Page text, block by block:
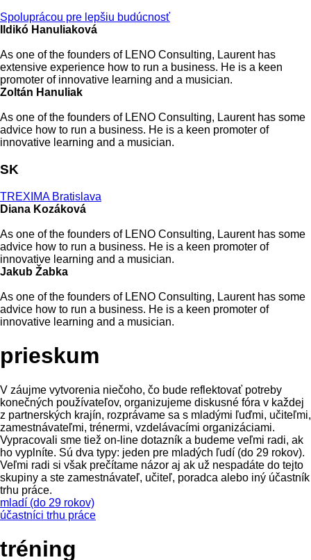
Spoluprácou pre lepšiu budúcnosť
Ildikó Hanuliaková
As one of the founders of LENO Consulting, Laurent has
extensive experience how to run a business. He is a keen
promoter of innovative learning and a musician.
Zoltán Hanuliak
As one of the founders of LENO Consulting, Laurent has some
advice how to run a business. He is a keen promoter of
innovative learning and a musician.
SK
TREXIMA Bratislava
Diana Kozáková
As one of the founders of LENO Consulting, Laurent has some
advice how to run a business. He is a keen promoter of
innovative learning and a musician.
Jakub Žabka
As one of the founders of LENO Consulting, Laurent has some
advice how to run a business. He is a keen promoter of
innovative learning and a musician.
prieskum
V záujme vytvorenia niečoho, čo bude reflektovať potreby
konečných používateľov, organizujeme diskusné fóra v každej
z partnerských krajín, rozprávame sa s mladými ľuďmi, učiteľmi,
zamestnávateľmi, trénermi, vzdelávacími organizáciami.
Vypracovali sme tiež on-line dotazník a budeme veľmi radi, ak
ho vyplníte. Sú dva typy: jeden pre mladých ľudí (do 29 rokov).
Veľmi radi si však prečítame názor aj ak už nespadáte do tejto
skupiny a ste zamestnávateľ, učiteľ, poradca alebo iný účastník
trhu práce.
mladí (do 29 rokov)
účastníci trhu práce
tréning